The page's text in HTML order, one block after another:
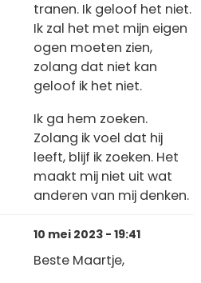
tranen. Ik geloof het niet.
Ik zal het met mijn eigen
ogen moeten zien,
zolang dat niet kan
geloof ik het niet.
Ik ga hem zoeken.
Zolang ik voel dat hij
leeft, blijf ik zoeken. Het
maakt mij niet uit wat
anderen van mij denken.
10 mei 2023 - 19:41
Beste Maartje,